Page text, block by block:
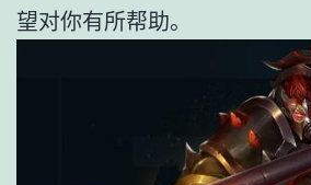
望对你有所帮助。